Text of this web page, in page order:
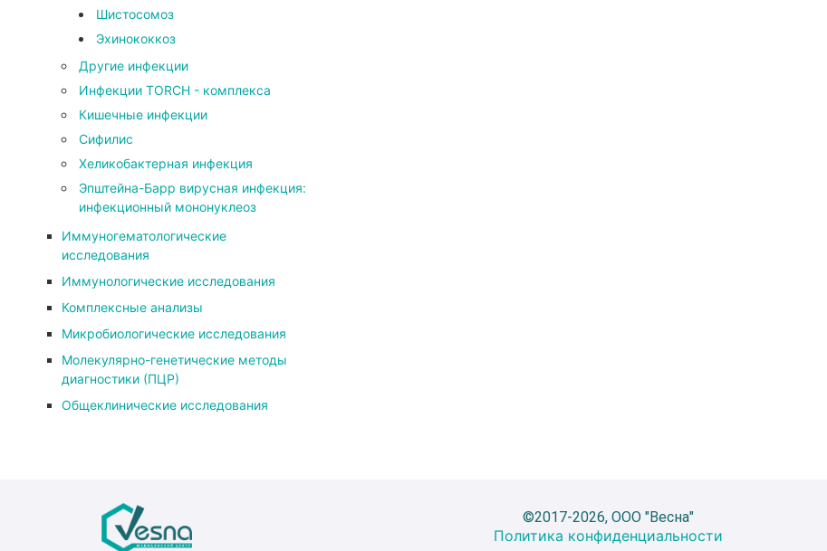
Шистосомоз
Эхинококкоз
Другие инфекции
Инфекции TORCH - комплекса
Кишечные инфекции
Сифилис
Хеликобактерная инфекция
Эпштейна-Барр вирусная инфекция:
инфекционный мононуклеоз
Иммуногематологические
исследования
Иммунологические исследования
Комплексные анализы
Микробиологические исследования
Молекулярно-генетические методы
диагностики (ПЦР)
Общеклинические исследования
©2017-2026, ООО "Весна"
Политика конфиденциальности